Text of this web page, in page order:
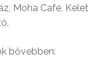
Moha Café, Kelet
bővebben: